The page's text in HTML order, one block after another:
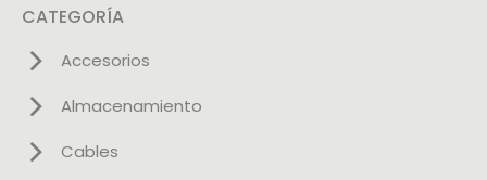
CATEGORÍA
Accesorios
Almacenamiento
Cables